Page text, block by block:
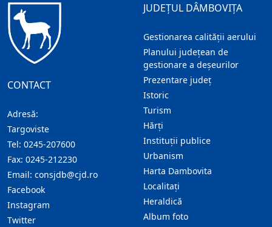
CONTACT
Adresă:
Targoviste
Tel: 0245-207600
Fax: 0245-212230
Email: consjdb@cjd.ro
Facebook
Instagram
Twitter
JUDEȚUL DÂMBOVIȚA
Gestionarea calității aerului
Planului județean de
gestionare a deșeurilor
Prezentare judeţ
Istoric
Turism
Hărţi
Instituţii publice
Urbanism
Harta Dambovita
Localitaţi
Heraldică
Album foto